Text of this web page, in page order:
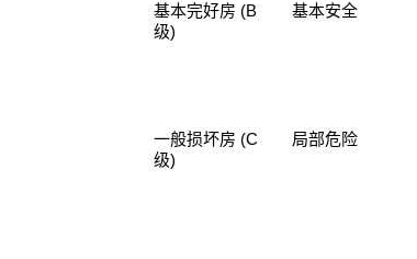
基本完好房 (B
级)
基本安全
一般损坏房 (C
级)
局部危险